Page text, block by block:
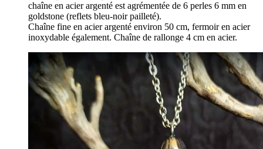
chaîne en acier argenté est agrémentée de 6 perles 6 mm en
goldstone (reflets bleu-noir pailleté).
Chaîne fine en acier argenté environ 50 cm, fermoir en acier
inoxydable également. Chaîne de rallonge 4 cm en acier.